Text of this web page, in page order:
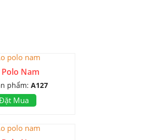
Nam
phẩm: A127
Mua